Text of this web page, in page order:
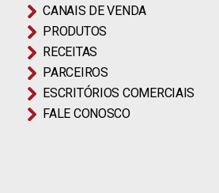
CANAIS DE VENDA
PRODUTOS
RECEITAS
PARCEIROS
ESCRITÓRIOS COMERCIAIS
FALE CONOSCO